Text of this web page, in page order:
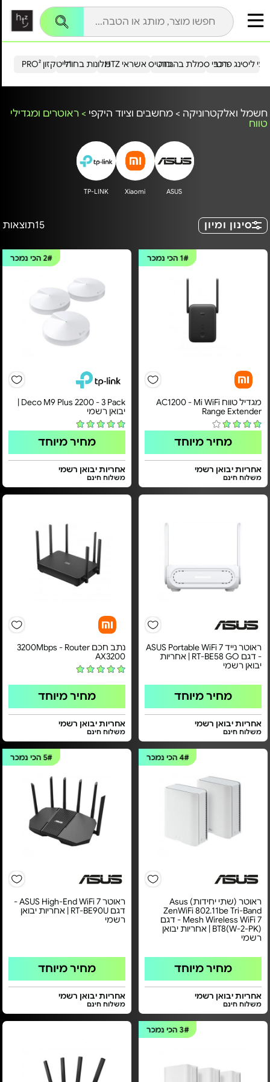
הייטקזון PRO²מלונות בחו"ל כרטיס אשראי HTZ ליסינג פרטירכבי סמלת בהנחה
חשמל ואלקטרוניקה > מחשבים וציוד היקפי > ראוטרים ומגדילי
טווח
ASUS
Xiaomi
TP-LINK
סינון ומיון 15תוצאות
1#הכי נמכר
מגדיל טווח AC1200 - Mi WiFi
Range Extender
מחיר מיוחד
אחריות יבואן רשמי
משלוח חינם
2#הכי נמכר
Deco M9 Plus 2200 - 3 Pack |
יבואן רשמי
מחיר מיוחד
אחריות יבואן רשמי
משלוח חינם
ראוטר נייד ASUS Portable WiFi 7
- דגם RT-BE58 GO | אחריות
יבואן רשמי
מחיר מיוחד
אחריות יבואן רשמי
משלוח חינם
נתב חכם 3200Mbps - Router
AX3200
מחיר מיוחד
אחריות יבואן רשמי
משלוח חינם
4#הכי נמכר
ראוטר (שתי יחידות) Asus
ZenWiFi 802.11be Tri-Band
Mesh Wireless WiFi 7 - דגם
BT8(W-2-PK) | אחריות יבואן
רשמי
מחיר מיוחד
אחריות יבואן רשמי
משלוח חינם
5#הכי נמכר
ראוטר ASUS High-End WiFi 7 -
דגם RT-BE90U | אחריות יבואן
רשמי
מחיר מיוחד
אחריות יבואן רשמי
משלוח חינם
3# הכי נמכר